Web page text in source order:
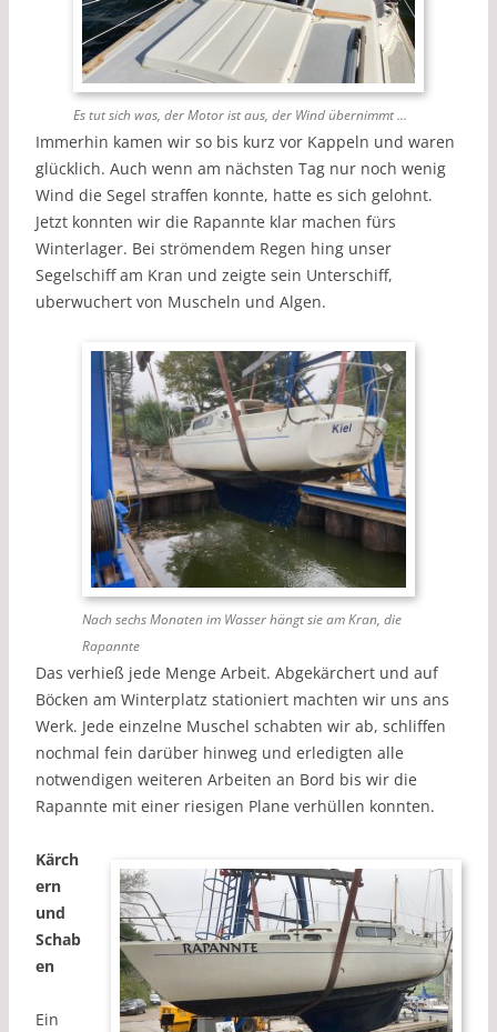
Es tut sich was, der Motor ist aus, der Wind übernimmt …
Immerhin kamen wir so bis kurz vor Kappeln und waren
glücklich. Auch wenn am nächsten Tag nur noch wenig
Wind die Segel straffen konnte, hatte es sich gelohnt.
Jetzt konnten wir die Rapannte klar machen fürs
Winterlager. Bei strömendem Regen hing unser
Segelschiff am Kran und zeigte sein Unterschiff,
uberwuchert von Muscheln und Algen.
Nach sechs Monaten im Wasser hängt sie am Kran, die
Rapannte
Das verhieß jede Menge Arbeit. Abgekärchert und auf
Böcken am Winterplatz stationiert machten wir uns ans
Werk. Jede einzelne Muschel schabten wir ab, schliffen
nochmal fein darüber hinweg und erledigten alle
notwendigen weiteren Arbeiten an Bord bis wir die
Rapannte mit einer riesigen Plane verhüllen konnten.
Kärch
ern
und
Schab
en
Ein